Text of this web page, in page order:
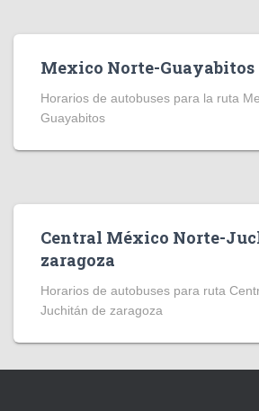
Mexico Norte-Guayabitos
Horarios de autobuses para la ruta
Guayabitos
Central México Norte-
zaragoza
Horarios de autobuses para ruta
Juchitán de zaragoza